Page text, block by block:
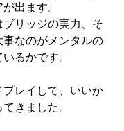
出ます。
リッジの実力、そ
なのがメンタルの
るかです。
プレイして、いいか
きました。